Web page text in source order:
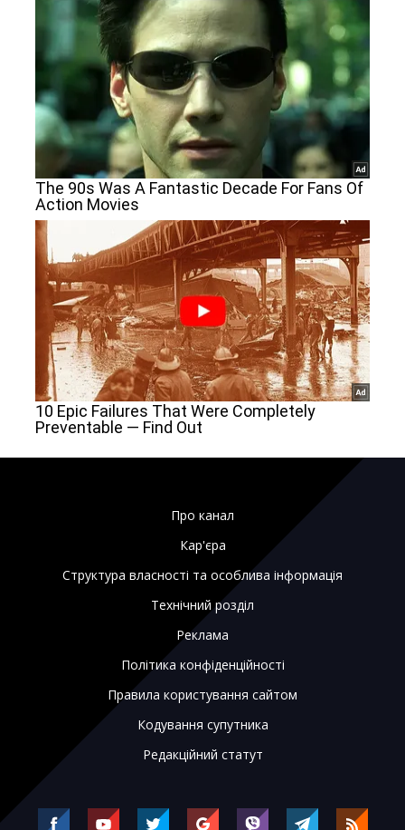
Про канал
Кар'єра
Структура власності та особлива інформація
Технічний розділ
Реклама
Політика конфіденційності
Правила користування сайтом
Кодування супутника
Редакційний статут